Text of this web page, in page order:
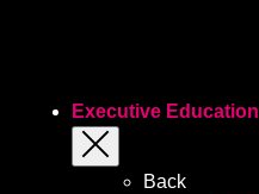
Executive Education
Back